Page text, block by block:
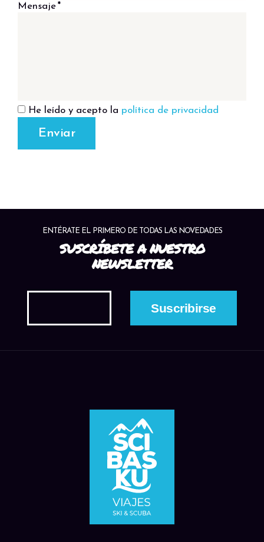
Mensaje*
He leído y acepto la política de privacidad
Enviar
ENTÉRATE EL PRIMERO DE TODAS LAS NOVEDADES
SUSCRÍBETE A NUESTRO
NEWSLETTER